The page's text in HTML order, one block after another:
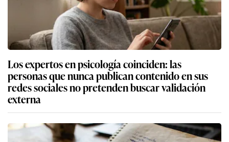
Los expertos en psicología coinciden: las
personas que nunca publican contenido en sus
redes sociales no pretenden buscar validación
externa